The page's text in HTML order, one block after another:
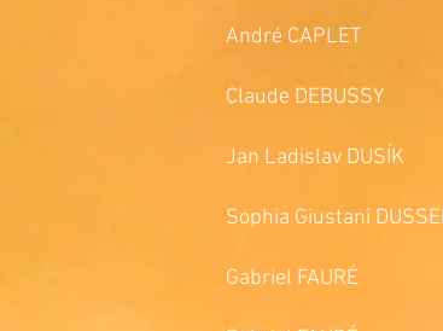
André
Claude
Jan Ladislav
Sophia Giustani
Gabriel